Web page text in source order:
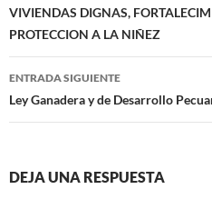
de
entradas
VIVIENDAS DIGNAS,
PROTECCION A LA NIÑEZ
ENTRADA SIGUIENTE
Ley Ganadera y de Desarrollo
DEJA UNA RESPUESTA